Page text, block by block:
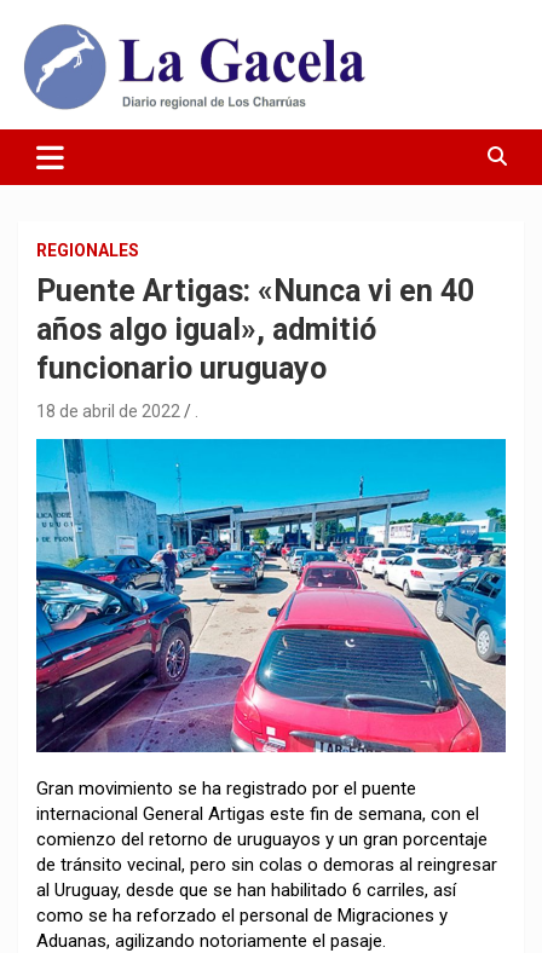
contenido
Diario La Gacela
REGIONALES
Puente Artigas: «Nunca vi en 40
años algo igual», admitió
funcionario uruguayo
18 de abril de 2022
Gran movimiento se ha registrado por el puente
internacional General Artigas este fin de semana, con el
comienzo del retorno de uruguayos y un gran porcentaje
de tránsito vecinal, pero sin colas o demoras al reingresar
al Uruguay, desde que se han habilitado 6 carriles, así
como se ha reforzado el personal de Migraciones y
Aduanas, agilizando notoriamente el pasaje.